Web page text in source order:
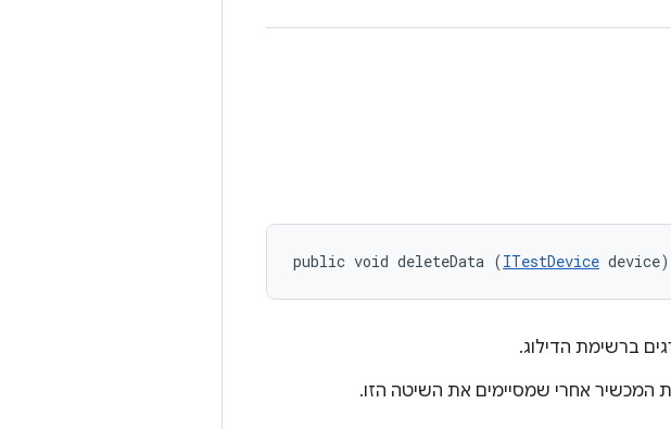
public void deleteData (ITestDevice device)
ברשימת הדילוג.
אחרי שמסיימים את השיטה הזו.